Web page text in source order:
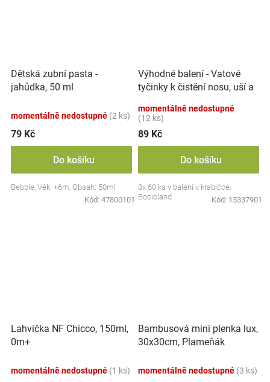
Dětská zubní pasta -
jahůdka, 50 ml
momentálně nedostupné (2 ks)
79 Kč
Do košíku
Bebble, Věk: +6m, Obsah: 50ml
Kód: 47800101
Výhodné balení - Vatové
tyčinky k čistění nosu, uší a
momentálně nedostupné
(12 ks)
89 Kč
Do košíku
3x 60 ks v balení v krabičce,
Bocioland
Kód: 15337901
Lahvička NF Chicco, 150ml,
0m+
momentálně nedostupné (1 ks)
Bambusová mini plenka lux,
30x30cm, Plameňák
momentálně nedostupné (3 ks)